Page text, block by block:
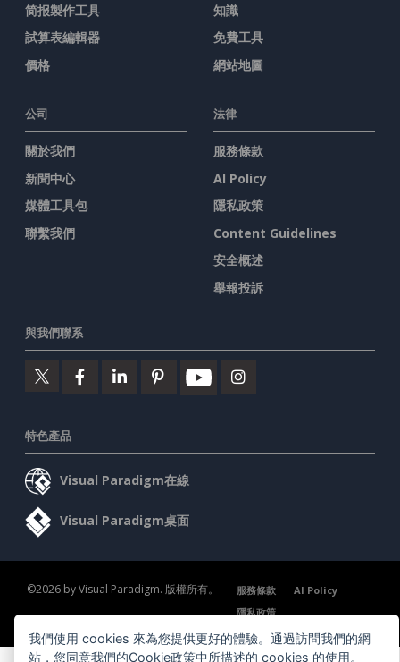
简报製作工具
試算表編輯器
價格
知識
免費工具
網站地圖
公司
關於我們
新聞中心
媒體工具包
聯繫我們
法律
服務條款
AI Policy
隱私政策
Content Guidelines
安全概述
舉報投訴
與我們聯系
特色產品
Visual Paradigm在線
Visual Paradigm桌面
©2026 by Visual Paradigm. 版權所有。 服務條款
AI Policy
隱私政策
Content Guidelines
安全概述
我們使用 cookies 來為您提供更好的體驗。通過訪問我們的網
站，您同意我們的Cookie政策中所描述的 cookies 的使用。